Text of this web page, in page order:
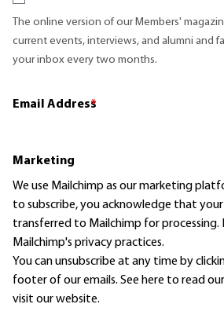
The online version of our Members'
current events, interviews, and alumni and
your inbox every two months.
Email Address
*
Marketing
We use Mailchimp as our marketing
to subscribe, you acknowledge that
transferred to Mailchimp for processing.
Mailchimp's privacy practices.
You can unsubscribe at any time by
footer of our emails. See here to read our
visit our website.